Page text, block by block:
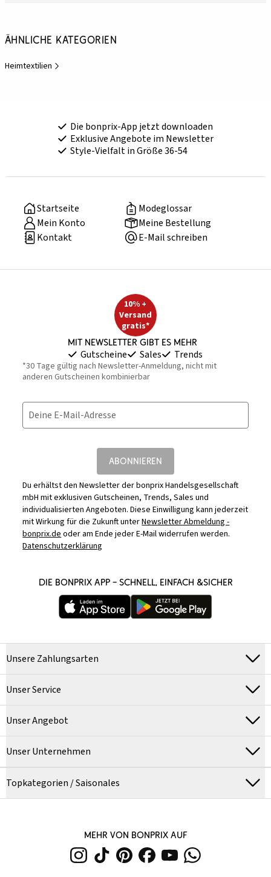
Ähnliche Kategorien
Heimtextilien
Die bonprix-App jetzt downloaden
Exklusive Angebote im Newsletter
Style-Vielfalt in Größe 36-54
Startseite
Modeglossar
Mein Konto
Meine Bestellung
Kontakt
E-Mail schreiben
10% +
Versand
gratis*
Mit Newsletter gibt es mehr
Gutscheine Sales Trends
*30 Tage gültig nach Newsletter-Anmeldung, nicht mit
anderen Gutscheinen kombinierbar
Deine E-Mail-Adresse
ABONNIEREN
Du erhältst den Newsletter der bonprix Handelsgesellschaft
mbH mit exklusiven Gutscheinen, Trends, Sales und
individualisierten Angeboten. Diese Einwilligung kann jederzeit
mit Wirkung für die Zukunft unterNewsletter Abmeldung -
bonprix.deoder am Ende jeder E-Mail widerrufen werden.
Datenschutzerklärung
DIE BONPRIX APP – SCHNELL, EINFACH &SICHER
Unsere Zahlungsarten
Unser Service
Unser Angebot
Unser Unternehmen
Topkategorien / Saisonales
MEHR VON BONPRIX AUF